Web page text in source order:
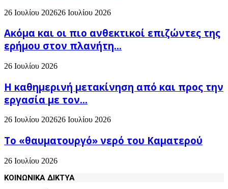
26 Ιουλίου 202626 Ιουλίου 2026
Ακόμα και οι πιο ανθεκτικοί επιζώντες της
ερήμου στον πλανήτη...
26 Ιουλίου 2026
H καθημερινή μετακίνηση από και προς την
εργασία με τον...
26 Ιουλίου 202626 Ιουλίου 2026
Το «θαυματουργό» νερό του Καματερού
26 Ιουλίου 2026
ΚΟΙΝΩΝΙΚΑ ΔΙΚΤΥΑ